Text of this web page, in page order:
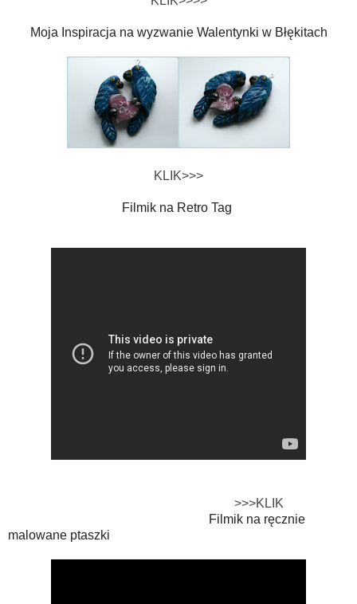
Moja Inspiracja na wyzwanie Walentynki w Błękitach
KLIK>>>
Filmik na Retro Tag
>>>KLIK
Filmik na ręcznie
malowane ptaszki